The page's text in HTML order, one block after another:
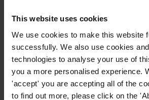
This website uses cookies
We use cookies to make this website
successfully. We also use cookies
technologies to analyse your use of
you a more personalised experience.
'accept' you are accepting all of the
to find out more, please click on the
Subscribe to our weekly newsletter
First name *